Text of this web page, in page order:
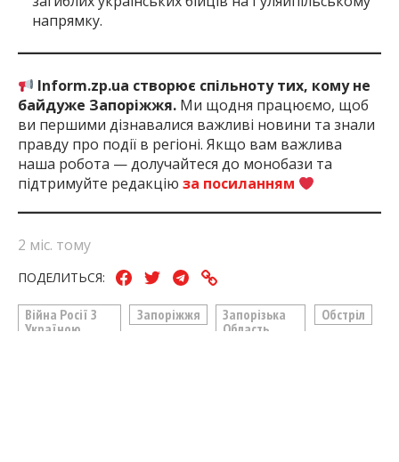
напрямку.
Inform.zp.ua створює спільноту тих, кому не
байдуже Запоріжжя. Ми щодня працюємо, щоб
ви першими дізнавалися важливі новини та знали
правду про події в регіоні. Якщо вам важлива
наша робота — долучайтеся до монобази та
підтримуйте редакцію за посиланням
2 міс. тому
ПОДЕЛИТЬСЯ:
Війна Росії З
Україною
Запоріжжя
Запорізька
Область
Обстріл